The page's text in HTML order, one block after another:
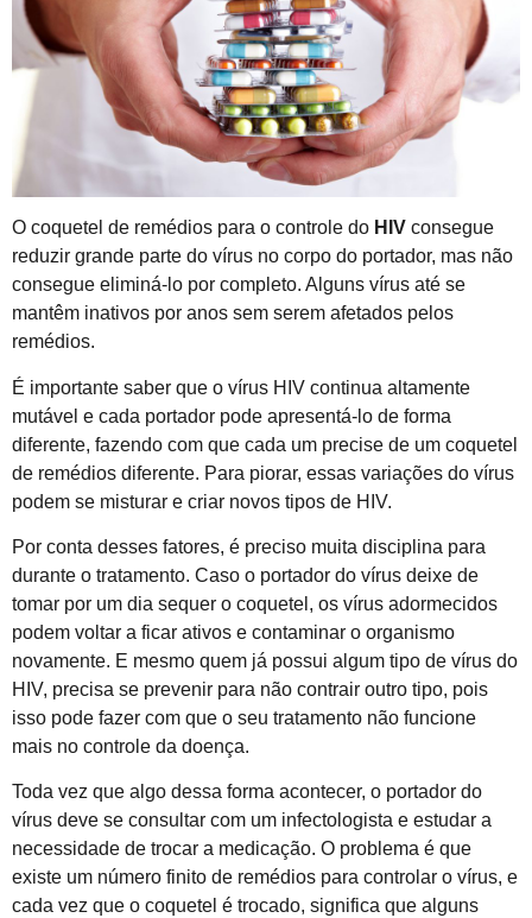
O coquetel de remédios para o controle do HIV consegue
reduzir grande parte do vírus no corpo do portador, mas não
consegue eliminá-lo por completo. Alguns vírus até se
mantêm inativos por anos sem serem afetados pelos
remédios.
É importante saber que o vírus HIV continua altamente
mutável e cada portador pode apresentá-lo de forma
diferente, fazendo com que cada um precise de um coquetel
de remédios diferente. Para piorar, essas variações do vírus
podem se misturar e criar novos tipos de HIV.
Por conta desses fatores, é preciso muita disciplina para
durante o tratamento. Caso o portador do vírus deixe de
tomar por um dia sequer o coquetel, os vírus adormecidos
podem voltar a ficar ativos e contaminar o organismo
novamente. E mesmo quem já possui algum tipo de vírus do
HIV, precisa se prevenir para não contrair outro tipo, pois
isso pode fazer com que o seu tratamento não funcione
mais no controle da doença.
Toda vez que algo dessa forma acontecer, o portador do
vírus deve se consultar com um infectologista e estudar a
necessidade de trocar a medicação. O problema é que
existe um número finito de remédios para controlar o vírus, e
cada vez que o coquetel é trocado, significa que alguns